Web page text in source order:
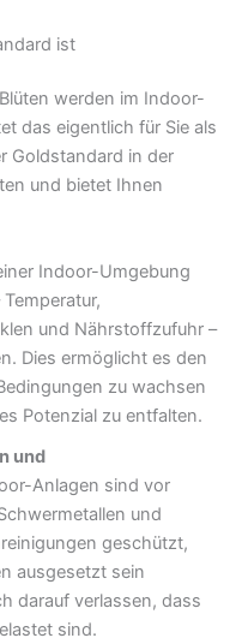
ist
werden im Indoor-
das eigentlich für Sie als
Goldstandard in der
und bietet Ihnen
Indoor-Umgebung
und Nährstoffzufuhr –
Dies ermöglicht es den
zu wachsen
Potenzial zu entfalten.
und
Anlagen sind vor
und
geschützt,
ausgesetzt sein
darauf verlassen, dass
sind.